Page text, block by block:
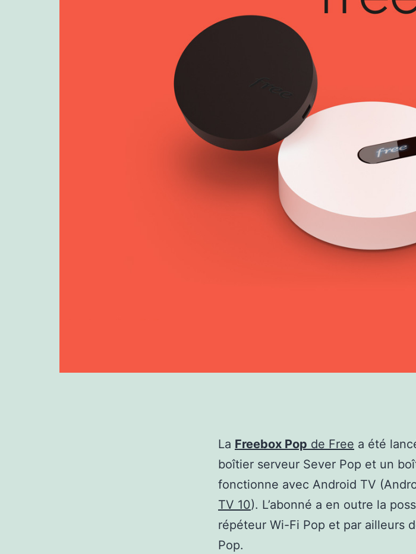
La Freebox Pop de Free a été
boîtier serveur Sever Pop et un
fonctionne avec Android TV
TV 10). L’abonné a en outre la
répéteur Wi-Fi Pop et par ailleurs
Pop.